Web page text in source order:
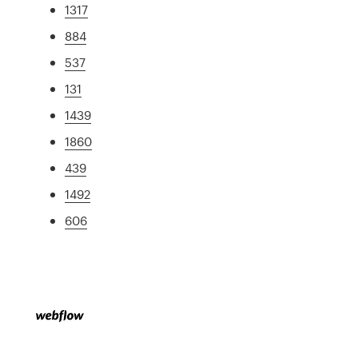
1317
884
537
131
1439
1860
439
1492
606